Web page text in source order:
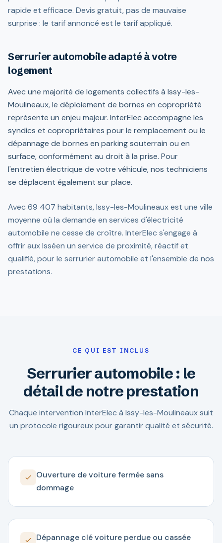
rapide et efficace. Devis gratuit, pas de mauvaise
surprise : le tarif annoncé est le tarif appliqué.
Serrurier automobile adapté à votre
logement
Avec une majorité de logements collectifs à Issy-les-
Moulineaux, le déploiement de bornes en copropriété
représente un enjeu majeur. InterElec accompagne les
syndics et copropriétaires pour le remplacement ou le
dépannage de bornes en parking souterrain ou en
surface, conformément au droit à la prise. Pour
l'entretien électrique de votre véhicule, nos techniciens
se déplacent également sur place.
Avec 69 407 habitants, Issy-les-Moulineaux est une ville
moyenne où la demande en services d'électricité
automobile ne cesse de croître. InterElec s'engage à
offrir aux Isséen un service de proximité, réactif et
qualifié, pour le serrurier automobile et l'ensemble de nos
prestations.
CE QUI EST INCLUS
Serrurier automobile : le
détail de notre prestation
Chaque intervention InterElec à Issy-les-Moulineaux suit
un protocole rigoureux pour garantir qualité et sécurité.
Ouverture de voiture fermée sans
dommage
Dépannage clé voiture perdue ou cassée